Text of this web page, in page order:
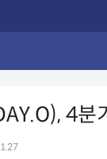
4분